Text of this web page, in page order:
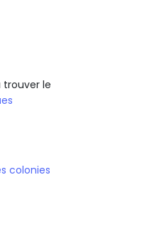
le
colonies